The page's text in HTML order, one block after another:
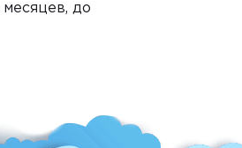
месяцев, до